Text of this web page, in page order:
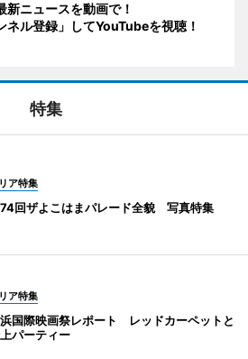
新ニュースを動画で！
ネル登録」してYouTubeを視聴！
特集
ア特集
回ザよこはまパレード全貌 写真特集
ア特集
国際映画祭レポート レッドカーペットと
パーティー